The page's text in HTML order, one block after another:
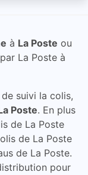
à La Poste ou
La Poste à
suivi la colis,
Poste. En plus
de La Poste
de La Poste
de La Poste.
pour